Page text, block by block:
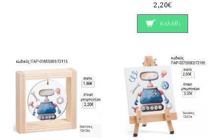
2,20€
Καλάθι